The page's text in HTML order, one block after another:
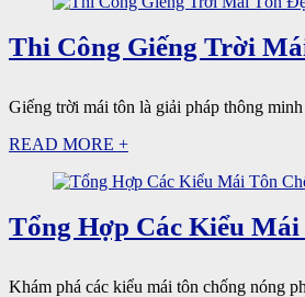
Thi Công Giếng Trời
Giếng trời mái tôn là giải pháp thông
READ MORE +
Tổng Hợp Các Kiểu
Khám phá các kiểu mái tôn chống nóng